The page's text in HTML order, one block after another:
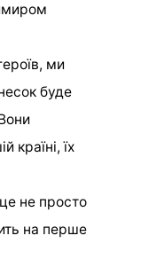
ми
буде
країні, їх
не просто
на перше